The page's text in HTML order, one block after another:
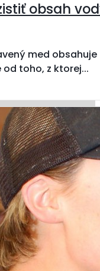
obsah
med
toho, z ktorej...